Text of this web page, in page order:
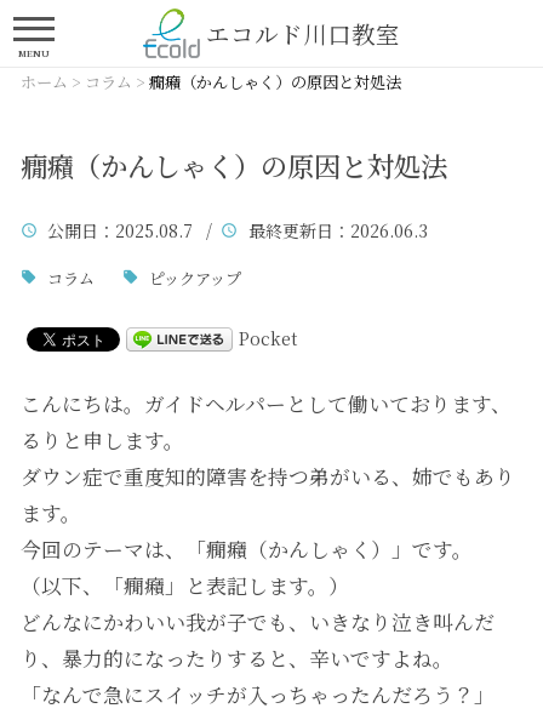
エコルド川口教室
MENU
ホーム > コラム > 癇癪（かんしゃく）の原因と対処法
癇癪（かんしゃく）の原因と対処法
公開日 ：2025.08.7 / 最終更新日 ：2026.06.3
コラム ピックアップ
Pocket
こんにちは。ガイドヘルパーとして働いております、
るりと申します。
ダウン症で重度知的障害を持つ弟がいる、姉でもあり
ます。
今回のテーマは、「癇癪（かんしゃく）」です。
（以下、「癇癪」と表記します。）
どんなにかわいい我が子でも、いきなり泣き叫んだ
り、暴力的になったりすると、辛いですよね。
「なんで急にスイッチが入っちゃったんだろう？」